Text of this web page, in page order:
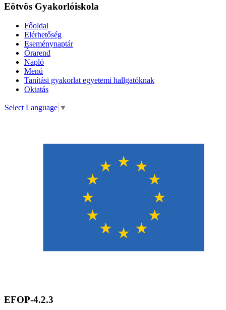
Eötvös Gyakorlóiskola
Főoldal
Elérhetőség
Eseménynaptár
Órarend
Napló
Menü
Tanítási gyakorlat egyetemi hallgatóknak
Oktatás
Select Language ▼
EFOP-4.2.3